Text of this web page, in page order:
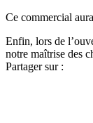
Ce commercial
Enfin, lors de
notre maîtrise des
Partager sur :